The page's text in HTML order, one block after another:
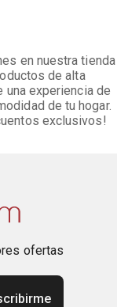
en nuestra tienda
de alta
experiencia de
de tu hogar.
exclusivos!
ofertas